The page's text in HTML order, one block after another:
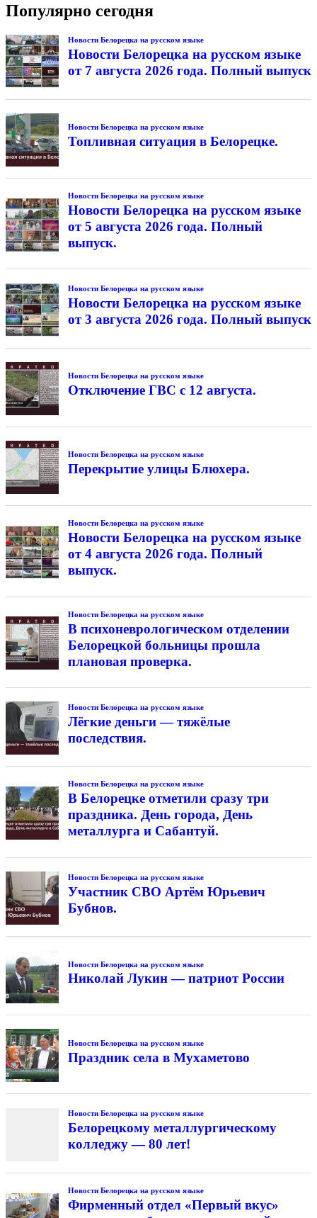
Популярно сегодня
Новости Белорецка на русском языке
Новости Белорецка на русском языке
от 7 августа 2026 года. Полный выпуск
Новости Белорецка на русском языке
Топливная ситуация в Белорецке.
Новости Белорецка на русском языке
Новости Белорецка на русском языке
от 5 августа 2026 года. Полный
выпуск.
Новости Белорецка на русском языке
Новости Белорецка на русском языке
от 3 августа 2026 года. Полный выпуск
Новости Белорецка на русском языке
Отключение ГВС с 12 августа.
Новости Белорецка на русском языке
Перекрытие улицы Блюхера.
Новости Белорецка на русском языке
Новости Белорецка на русском языке
от 4 августа 2026 года. Полный
выпуск.
Новости Белорецка на русском языке
В психоневрологическом отделении
Белорецкой больницы прошла
плановая проверка.
Новости Белорецка на русском языке
Лёгкие деньги — тяжёлые
последствия.
Новости Белорецка на русском языке
В Белорецке отметили сразу три
праздника. День города, День
металлурга и Сабантуй.
Новости Белорецка на русском языке
Участник СВО Артём Юрьевич
Бубнов.
Новости Белорецка на русском языке
Николай Лукин — патриот России
Новости Белорецка на русском языке
Праздник села в Мухаметово
Новости Белорецка на русском языке
Белорецкому металлургическому
колледжу — 80 лет!
Новости Белорецка на русском языке
Фирменный отдел «Первый вкус»